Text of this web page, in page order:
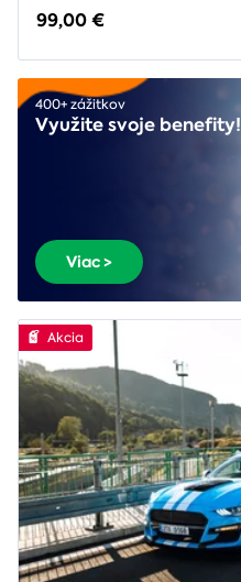
99,00 €
400+ zážitkov
Využite svoje benefity!
Viac >
Akcia